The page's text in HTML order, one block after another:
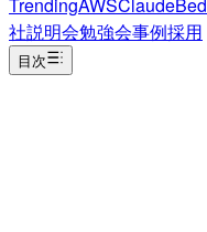
社説明会勉強会事例採用
目次